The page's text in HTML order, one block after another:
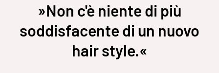
»Non c'è niente di più
soddisfacente di un nuovo
hair style.«